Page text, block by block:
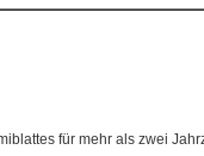
für mehr als zwei